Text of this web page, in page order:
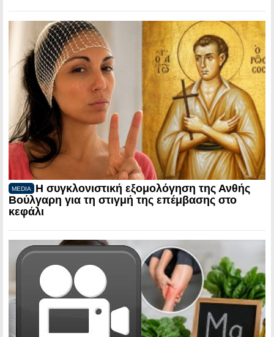
MEDIA
Η συγκλονιστική εξομολόγηση της Ανθής
Βούλγαρη για τη στιγμή της επέμβασης στο
κεφάλι